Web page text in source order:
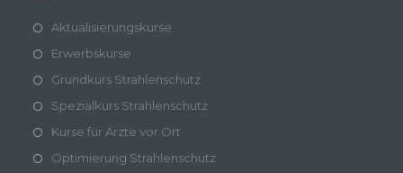
Aktualisierungskurse
Erwerbskurse
Grundkurs Strahlenschutz
Spezialkurs Strahlenschutz
Kurse für Ärzte vor Ort
Optimierung Strahlenschutz